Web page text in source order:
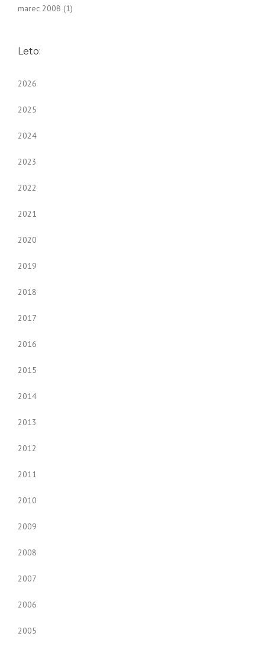
marec 2008 (1)
Leto:
2026
2025
2024
2023
2022
2021
2020
2019
2018
2017
2016
2015
2014
2013
2012
2011
2010
2009
2008
2007
2006
2005